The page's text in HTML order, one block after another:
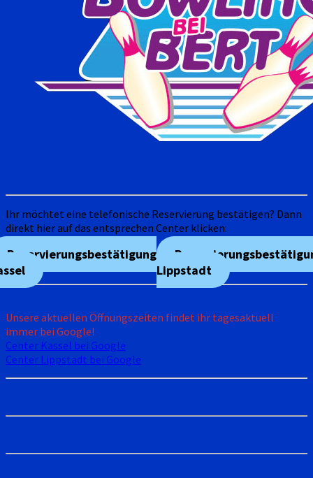
Ihr möchtet eine telefonische Reservierung bestätigen? Dann
direkt hier auf das entsprechen Center klicken:
Reservierungsbestätigung
Lippstadt
Unsere aktuellen Öffnungszeiten findet ihr tagesaktuell
immer bei Google!
Center Kassel bei Google
Center Lippstadt bei Google